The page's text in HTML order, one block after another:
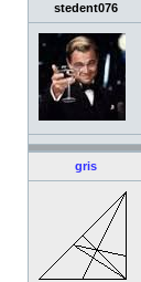
stedent076
gris